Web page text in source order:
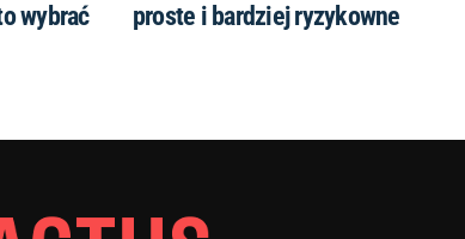
wybrać
proste i bardziej ryzykowne